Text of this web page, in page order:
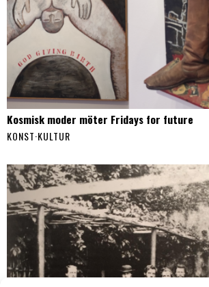
Kosmisk moder möter Fridays for future
KONST·KULTUR